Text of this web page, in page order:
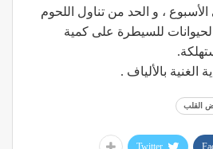
الى2ـ4 في الأسبوع ، و الحد من تناول اللحوم
للسيطرة على كمية
الغنية بالألياف .
القلب